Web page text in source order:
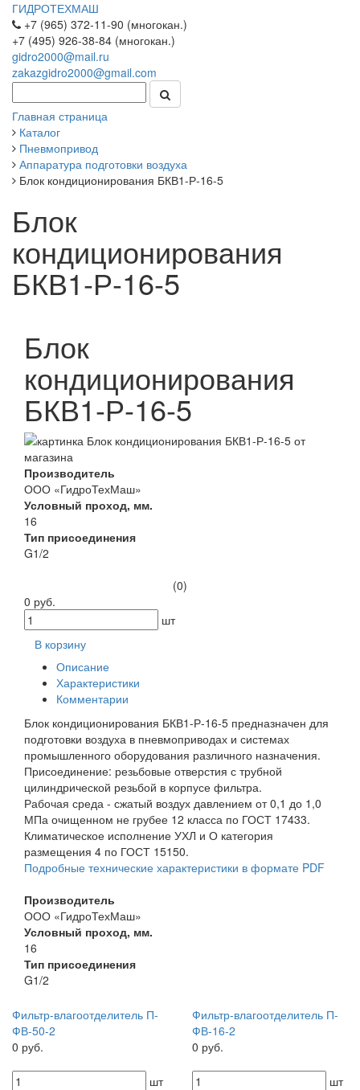
ГИДРОТЕХМАШ
+7 (965) 372-11-90 (многокан.)
+7 (495) 926-38-84 (многокан.)
gidro2000@mail.ru
zakazgidro2000@gmail.com
Главная страница
Каталог
Пневмопривод
Аппаратура подготовки воздуха
Блок кондиционирования БКВ1-Р-16-5
Блок
кондиционирования
БКВ1-Р-16-5
Блок
кондиционирования
БКВ1-Р-16-5
Производитель
ООО «ГидроТехМаш»
Условный проход, мм.
16
Тип присоединения
G1/2
(0)
0 руб.
шт
В корзину
Описание
Характеристики
Комментарии
Блок кондиционирования БКВ1-Р-16-5 предназначен для
подготовки воздуха в пневмоприводах и системах
промышленного оборудования различного назначения.
Присоединение: резьбовые отверстия с трубной
цилиндрической резьбой в корпусе фильтра.
Рабочая среда - сжатый воздух давлением от 0,1 до 1,0
МПа очищенном не грубее 12 класса по ГОСТ 17433.
Климатическое исполнение УХЛ и О категория
размещения 4 по ГОСТ 15150.
Подробные технические характеристики в формате PDF
Производитель
ООО «ГидроТехМаш»
Условный проход, мм.
16
Тип присоединения
G1/2
Фильтр-влагоотделитель П-
ФВ-50-2
0 руб.
шт
Фильтр-влагоотделитель П-
ФВ-16-2
0 руб.
шт